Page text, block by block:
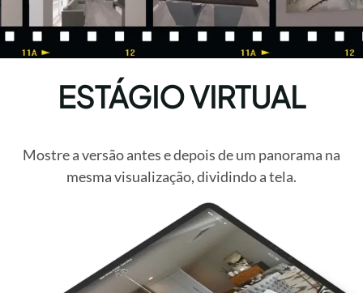
ESTÁGIO VIRTUAL
Mostre a versão antes e depois de um panorama na
mesma visualização, dividindo a tela.